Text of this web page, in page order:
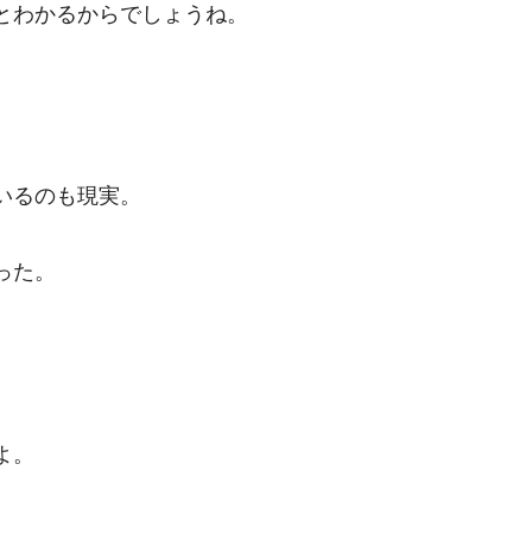
かるからでしょうね。
のも現実。
。